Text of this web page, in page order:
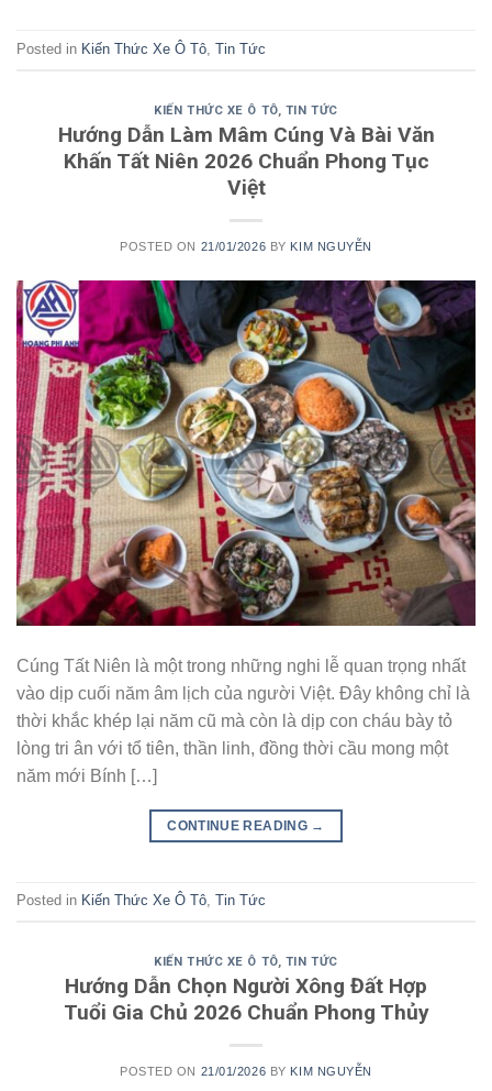
Posted in Kiến Thức Xe Ô Tô Tin Tức
KIẾN THỨC XE Ô TÔ, TIN TỨC
Hướng Dẫn Làm Mâm Cúng Và Bài Văn
Khấn Tất Niên 2026 Chuẩn Phong Tục
Việt
POSTED ON 21/01/2026 BY KIM NGUYỄN
Cúng Tất Niên là một trong những nghi lễ quan trọng nhất
vào dịp cuối năm âm lịch của người Việt. Đây không chỉ là
thời khắc khép lại năm cũ mà còn là dịp con cháu bày tỏ
lòng tri ân với tổ tiên, thần linh, đồng thời cầu mong một
năm mới Bính […]
CONTINUE READING →
Posted in Kiến Thức Xe Ô Tô, Tin Tức
KIẾN THỨC XE Ô TÔ, TIN TỨC
Hướng Dẫn Chọn Người Xông Đất Hợp
Tuổi Gia Chủ 2026 Chuẩn Phong Thủy
POSTED ON 21/01/2026 BY KIM NGUYỄN